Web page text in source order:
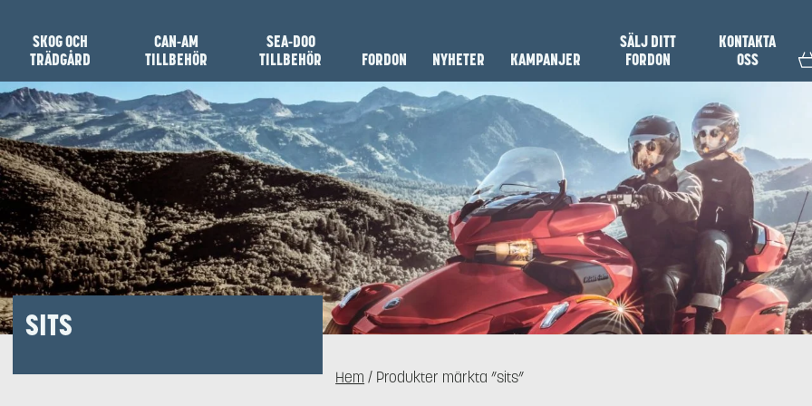
SKOG OCH
TRÄDGÅRD
CAN-AM
TILLBEHÖR
SEA-DOO
TILLBEHÖR
FORDON NYHETER KAMPANJER
SÄLJ DITT
FORDON
KONTAKTA
OSS
Hem / Produkter märkta ”sits”
SITS